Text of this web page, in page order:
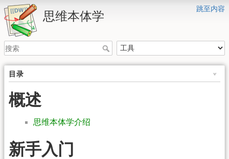
跳至内容
思维本体学
目录
概述
思维本体学介绍
新手入门